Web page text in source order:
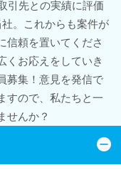
引先との実績に評価
。これからも案件が
信頼を置いてくださ
くお応えをしていき
募集！意見を発信で
すので、私たちと一
せんか？